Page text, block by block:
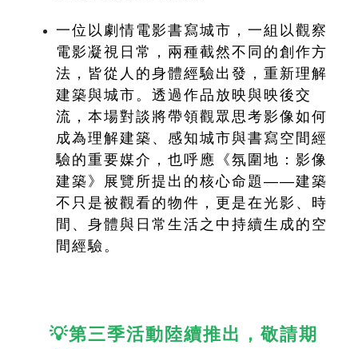
一位以劇情電影書寫城市，一組以觀察
電影凝視日常，兩種截然不同的創作方
法，皆從人的身體經驗出發，重新理解
建築與城市。透過作品放映與映後交
流，本場對談將帶領觀眾思考影像如何
成為理解建築、感知城市與書寫空間經
驗的重要媒介，也呼應《氛圍地：影像
建築》展覽所提出的核心命題——建築
不只是被觀看的物件，更是在光影、時
間、身體與日常生活之中持續生成的空
間經驗。
💡第三季活動陸續推出，敬請期